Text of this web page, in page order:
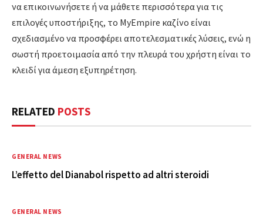
να επικοινωνήσετε ή να μάθετε περισσότερα για τις
επιλογές υποστήριξης, το MyEmpire καζίνο είναι
σχεδιασμένο να προσφέρει αποτελεσματικές λύσεις, ενώ η
σωστή προετοιμασία από την πλευρά του χρήστη είναι το
κλειδί για άμεση εξυπηρέτηση.
RELATED POSTS
GENERAL NEWS
L’effetto del Dianabol rispetto ad altri steroidi
GENERAL NEWS